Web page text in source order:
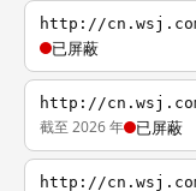
http://
已屏蔽
http://
截至 2026 年 已屏蔽
http://